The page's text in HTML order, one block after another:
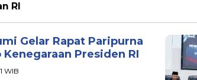
RI
Gelar Rapat Paripurna
Presiden RI
WIB